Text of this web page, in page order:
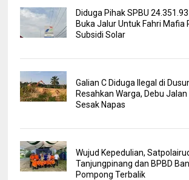
Diduga Pihak SPBU
Buka Jalur Untuk Fahri Mafia
Subsidi Solar
Galian C Diduga Ilegal di
Resahkan Warga, Debu Jalan
Sesak Napas
Wujud Kepedulian,
Tanjungpinang dan BPBD
Pompong Terbalik